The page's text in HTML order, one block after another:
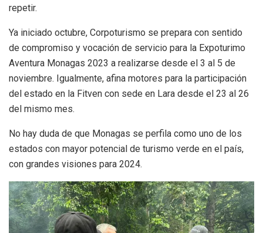
repetir.
Ya iniciado octubre, Corpoturismo se prepara con sentido
de compromiso y vocación de servicio para la Expoturimo
Aventura Monagas 2023 a realizarse desde el 3 al 5 de
noviembre. Igualmente, afina motores para la participación
del estado en la Fitven con sede en Lara desde el 23 al 26
del mismo mes.
No hay duda de que Monagas se perfila como uno de los
estados con mayor potencial de turismo verde en el país,
con grandes visiones para 2024.